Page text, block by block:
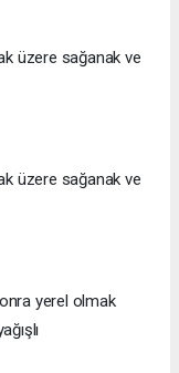
üzere sağanak ve
üzere sağanak ve
yerel olmak